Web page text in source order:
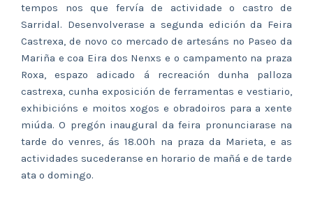
tempos nos que fervía de actividade o castro de
Sarridal. Desenvolverase a segunda edición da Feira
Castrexa, de novo co mercado de artesáns no Paseo da
Mariña e coa Eira dos Nenxs e o campamento na praza
Roxa, espazo adicado á recreación dunha palloza
castrexa, cunha exposición de ferramentas e vestiario,
exhibicións e moitos xogos e obradoiros para a xente
miúda. O pregón inaugural da feira pronunciarase na
tarde do venres, ás 18.00h na praza da Marieta, e as
actividades sucederanse en horario de mañá e de tarde
ata o domingo.